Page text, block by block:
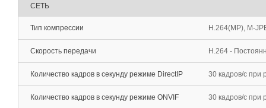
СЕТЬ
Тип компрессии H.264(MP), M-
Скорость передачи H.264 -
Количество кадров в секунду режиме DirectIP 30 кадров/с при
Количество кадров в секунду режиме ONVIF 30 кадров/c при